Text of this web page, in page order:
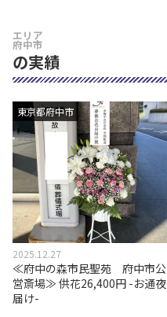
エリア
府中市
の実績
東京都府中市
2025.12.27
≪府中の森市民聖苑 府中市公
営斎場≫ 供花26,400円 -お通夜
届け-